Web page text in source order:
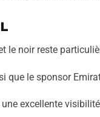
le noir reste
que le sponsor
excellente